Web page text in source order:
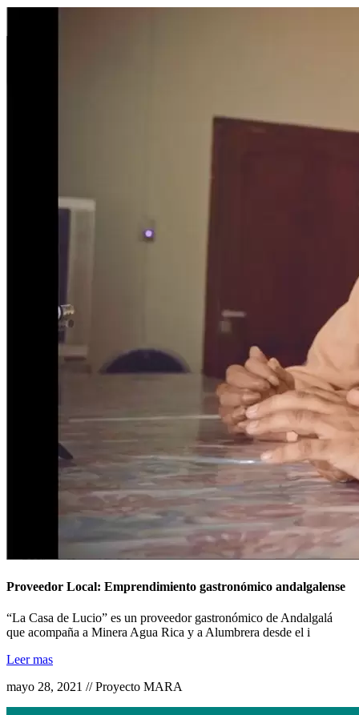
Proveedor Local: Emprendimiento gastronómico andalgalense
“La Casa de Lucio” es un proveedor gastronómico de Andalgalá
que acompaña a Minera Agua Rica y a Alumbrera desde el i
Leer mas
mayo 28, 2021 // Proyecto MARA